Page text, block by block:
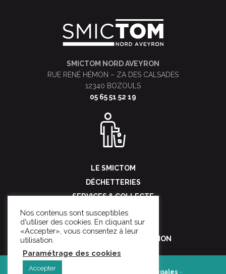
FOOTER
SMICTOM NORD AVEYRON
RUE RENÉ HÉMON – ZA DES CALSADES
12340 BOZOULS
05 65 51 52 19
LE SMICTOM
DÉCHETTERIES
SERVICES & COLLECTE
POUR LES PROS
NOUS CONTACTER
SENSIBILISATION & PRÉVENTION
2026 © Mentions légales -
Nos contenus sont susceptibles
d'utiliser des cookies. En cliquant sur
«Accepter», vous consentez à leur
utilisation.
Paramétrage des cookies
Accepter